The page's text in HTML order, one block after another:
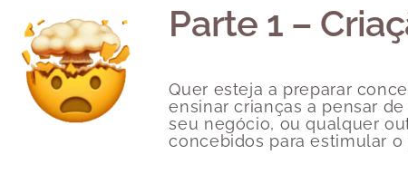
Criativo? Evolução de Perspectiva – Parte 2.2
Parte 1 –
Quer esteja a preparar
ensinar crianças a pensar
seu negócio, ou qualquer
concebidos para estimular